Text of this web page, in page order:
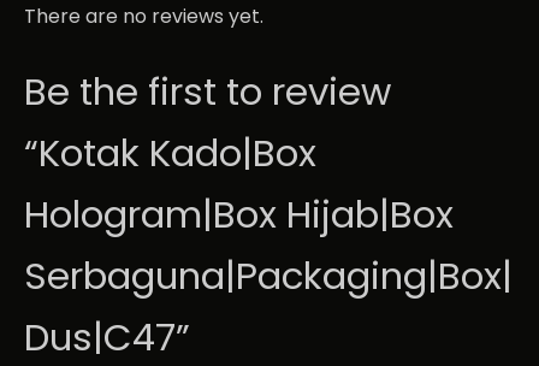
There are no reviews yet.
Be the first to review
“Kotak Kado|Box
Hologram|Box Hijab|Box
Serbaguna|Packaging|Box|
Dus|C47”